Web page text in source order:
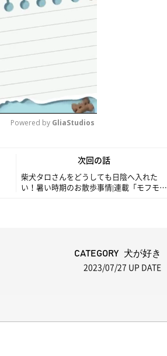
u
t
Powered by GliaStudios
次回の話
柴犬タロさんをどうしても日陰へ入れた
い！暑い時期のお散歩事情|連載「モフモフ
CATEGORY 犬が好き
2023/07/27 UP DATE